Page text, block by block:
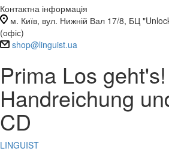
Контактна інформація
м. Київ, вул. Нижній Вал 17/8, БЦ
(офіс)
shop@linguist.ua
Prima Los
Handreichung
CD
LINGUIST